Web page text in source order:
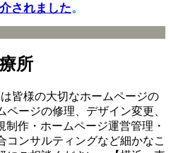
されました。
所
皆様の大切なホームページの
ージの修理、デザイン変更、
制作・ホームページ運営管理・
コンサルティングなど細かなこ